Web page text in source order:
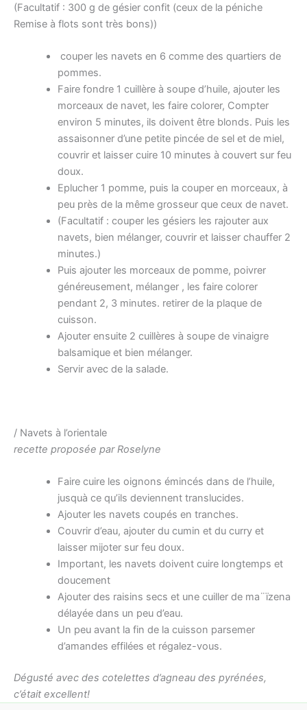
(Facultatif : 300 g de gésier confit (ceux de la péniche
Remise à flots sont très bons))
couper les navets en 6 comme des quartiers de
pommes.
Faire fondre 1 cuillère à soupe d’huile, ajouter les
morceaux de navet, les faire colorer, Compter
environ 5 minutes, ils doivent être blonds. Puis les
assaisonner d’une petite pincée de sel et de miel,
couvrir et laisser cuire 10 minutes à couvert sur feu
doux.
Eplucher 1 pomme, puis la couper en morceaux, à
peu près de la même grosseur que ceux de navet.
(Facultatif : couper les gésiers les rajouter aux
navets, bien mélanger, couvrir et laisser chauffer 2
minutes.)
Puis ajouter les morceaux de pomme, poivrer
généreusement, mélanger , les faire colorer
pendant 2, 3 minutes. retirer de la plaque de
cuisson.
Ajouter ensuite 2 cuillères à soupe de vinaigre
balsamique et bien mélanger.
Servir avec de la salade.
/ Navets à l’orientale
recette proposée par Roselyne
Faire cuire les oignons émincés dans de l’huile,
jusquà ce qu’ils deviennent translucides.
Ajouter les navets coupés en tranches.
Couvrir d’eau, ajouter du cumin et du curry et
laisser mijoter sur feu doux.
Important, les navets doivent cuire longtemps et
doucement
Ajouter des raisins secs et une cuiller de ma¨ïzena
délayée dans un peu d’eau.
Un peu avant la fin de la cuisson parsemer
d’amandes effilées et régalez-vous.
Dégusté avec des cotelettes d’agneau des pyrénées,
c’était excellent!